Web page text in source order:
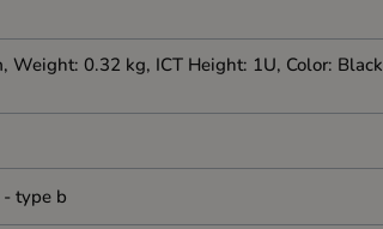
0.32 kg, ICT Height: 1U, Color: Black
type b